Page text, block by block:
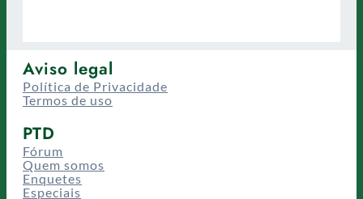
Aviso legal
Política de Privacidade
Termos de uso
PTD
Fórum
Quem somos
Enquetes
Especiais